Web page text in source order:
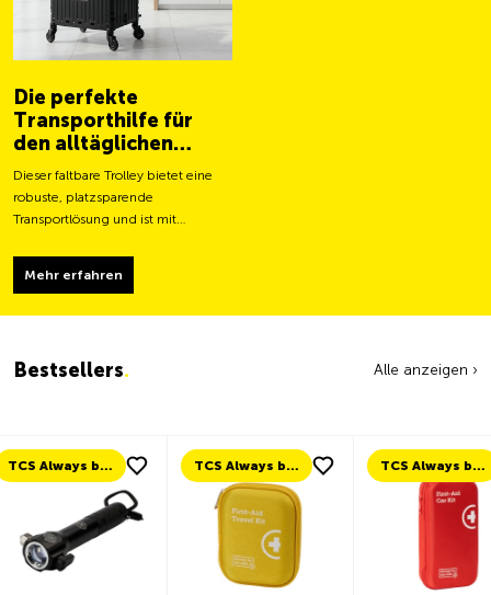
Die perfekte
Transporthilfe für
den alltäglichen
Gebrauch
Dieser faltbare Trolley bietet eine
robuste, platzsparende
Transportlösung und ist mit
Tragfähigkeit ausgestattet.
Mehr erfahren
Bestsellers. Alle anzeigen ›
TCS Always by my side TCS Always by my side